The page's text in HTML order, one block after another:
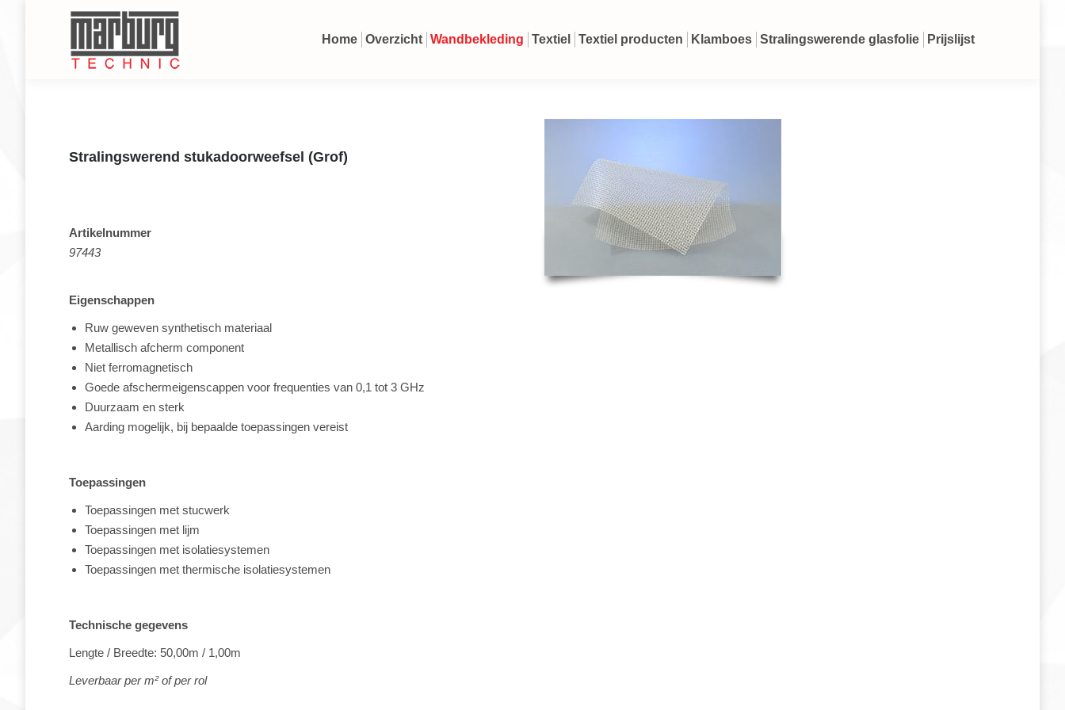
Home Overzicht Wandbekleding Textiel Textiel producten Klamboes Stralingswerende glasfolie Prijslijst
Stralingswerend stukadoorweefsel (Grof)
Artikelnummer
97443
Eigenschappen
Ruw geweven synthetisch materiaal
Metallisch afcherm component
Niet ferromagnetisch
Goede afschermeigenscappen voor frequenties van 0,1 tot 3 GHz
Duurzaam en sterk
Aarding mogelijk, bij bepaalde toepassingen vereist
Toepassingen
Toepassingen met stucwerk
Toepassingen met lijm
Toepassingen met isolatiesystemen
Toepassingen met thermische isolatiesystemen
Technische gegevens
Lengte / Breedte: 50,00m / 1,00m
Leverbaar per m² of per rol